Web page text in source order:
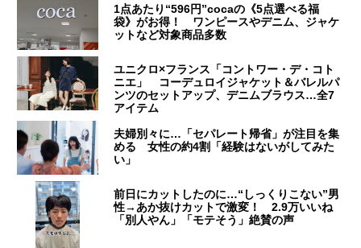
1点あたり“596円”cocaの《5点選べる福
袋》がお得！ ワンピースやデニム、ジャケ
ットなど対象商品多数
ユニクロ×フランス「コントワー・デ・コト
ニエ」 コーデュロイジャケット＆バレルパ
ンツのセットアップ、デニムブラウス…全7
アイテム
夫婦別々に…「セパレート帰省」が注目を集
める 女性の約4割「経験はないがしてみた
い」
前日にカットしたのに…“しっくりこない”男
性→あか抜けカットで激変！ 2.9万いいね
「別人やん」「モテそう」絶賛の声